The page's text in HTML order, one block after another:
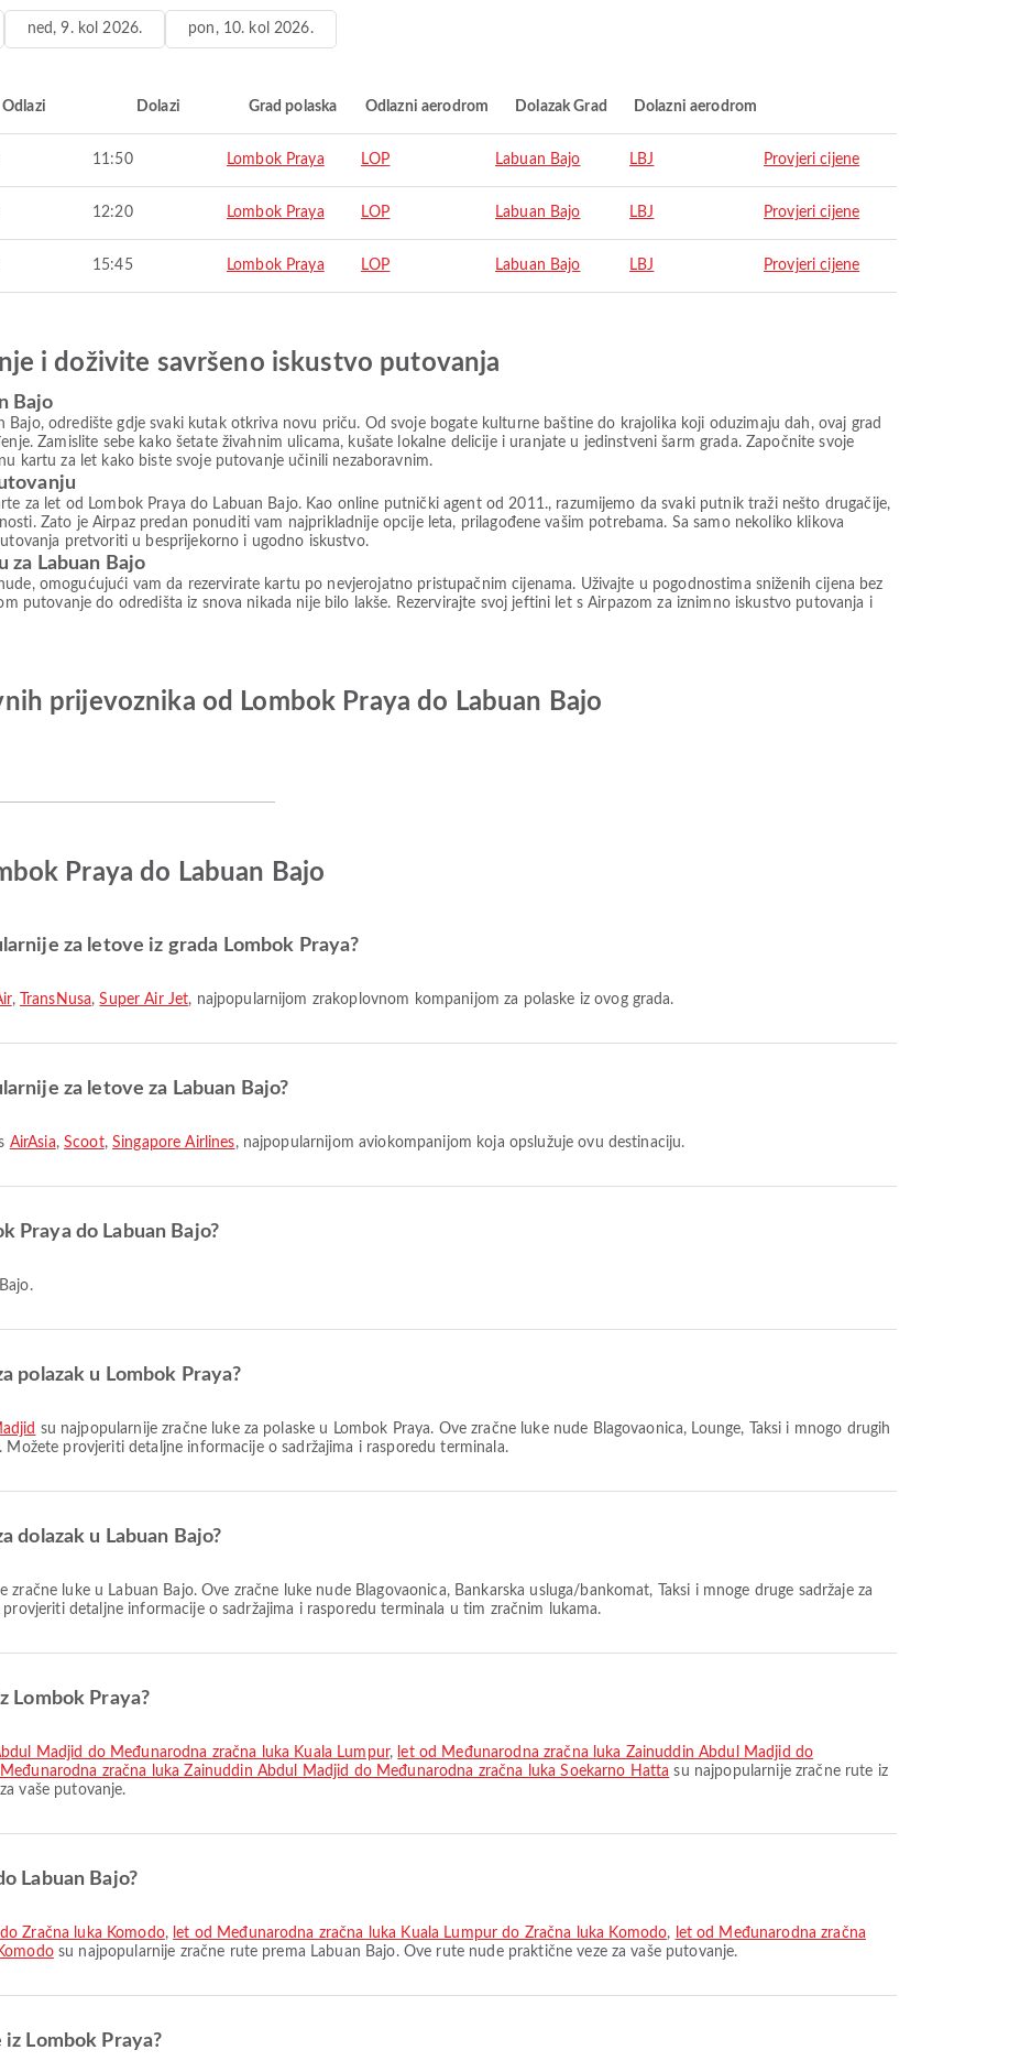
ned, 9. kol 2026. pon, 10. kol 2026.
Odlazi Dolazi Grad polaska Odlazni aerodrom Dolazak Grad Dolazni aerodrom
11:50 Lombok Praya LOP Labuan Bajo LBJ Provjeri cijene
12:20 Lombok Praya LOP Labuan Bajo LBJ Provjeri cijene
15:45 Lombok Praya LOP Labuan Bajo LBJ Provjeri cijene
i doživite savršeno iskustvo putovanja
Bajo
Bajo, odredište gdje svaki kutak otkriva novu priču. Od svoje bogate kulturne baštine do krajolika koji oduzimaju dah, ovaj grad
Zamislite sebe kako šetate živahnim ulicama, kušate lokalne delicije i uranjate u jedinstveni šarm grada. Započnite svoje
kartu za let kako biste svoje putovanje učinili nezaboravnim.
za let od Lombok Praya do Labuan Bajo. Kao online putnički agent od 2011., razumijemo da svaki putnik traži nešto drugačije,
Zato je Airpaz predan ponuditi vam najprikladnije opcije leta, prilagođene vašim potrebama. Sa samo nekoliko klikova
pretvoriti u besprijekorno i ugodno iskustvo.
Labuan Bajo
omogućujući vam da rezervirate kartu po nevjerojatno pristupačnim cijenama. Uživajte u pogodnostima sniženih cijena bez
putovanje do odredišta iz snova nikada nije bilo lakše. Rezervirajte svoj jeftini let s Airpazom za iznimno iskustvo putovanja i
prijevoznika od Lombok Praya do Labuan Bajo
Praya do Labuan Bajo
za letove iz grada Lombok Praya?
, TransNusa,Super Air Jet, najpopularnijom zrakoplovnom kompanijom za polaske iz ovog grada.
za letove za Labuan Bajo?
AirAsia, Scoot, Singapore Airlines, najpopularnijom aviokompanijom koja opslužuje ovu destinaciju.
Praya do Labuan Bajo?
polazak u Lombok Praya?
su najpopularnije zračne luke za polaske u Lombok Praya. Ove zračne luke nude Blagovaonica, Lounge, Taksi i mnogo drugih
provjeriti detaljne informacije o sadržajima i rasporedu terminala.
dolazak u Labuan Bajo?
zračne luke u Labuan Bajo. Ove zračne luke nude Blagovaonica, Bankarska usluga/bankomat, Taksi i mnoge druge sadržaje za
detaljne informacije o sadržajima i rasporedu terminala u tim zračnim lukama.
Lombok Praya?
Madjid do Međunarodna zračna luka Kuala Lumpur, let od Međunarodna zračna luka Zainuddin Abdul Madjid do
zračna luka Zainuddin Abdul Madjid do Međunarodna zračna luka Soekarno Hatta su najpopularnije zračne rute iz
vaše putovanje.
Labuan Bajo?
Zračna luka Komodo, let od Međunarodna zračna luka Kuala Lumpur do Zračna luka Komodo, let od Međunarodna zračna
su najpopularnije zračne rute prema Labuan Bajo. Ove rute nude praktične veze za vaše putovanje.
Lombok Praya?